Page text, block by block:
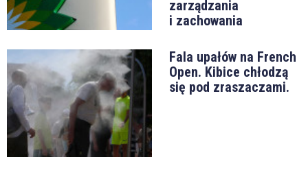
zarządzania
i zachowania
Fala upałów na French
Open. Kibice chłodzą
się pod zraszaczami.